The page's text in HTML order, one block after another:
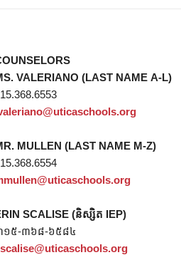
VALERIANO (LAST NAME A-L)
MULLEN (LAST NAME M-Z)
SCALISE (និស្សិត IEP)
១៥-៣៦៨-៦៥៨៤